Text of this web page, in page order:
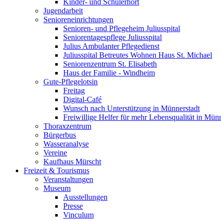
Kinder- und Schülerhort
Jugendarbeit
Senioreneinrichtungen
Senioren- und Pflegeheim Juliusspital
Seniorentagespflege Juliusspital
Julius Ambulanter Pflegedienst
Juliusspital Betreutes Wohnen Haus St. Michael
Seniorenzentrum St. Elisabeth
Haus der Familie - Windheim
Gute-Pflegelotsin
Freitag
Digital-Café
Wunsch nach Unterstützung in Münnerstadt
Freiwillige Helfer für mehr Lebensqualität in
Thoraxzentrum
Bürgerbus
Wasseranalyse
Vereine
Kaufhaus Mürscht
Freizeit & Tourismus
Veranstaltungen
Museum
Ausstellungen
Presse
Vinculum